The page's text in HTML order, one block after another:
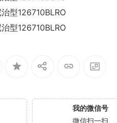
我的微信号
微信扫一扫